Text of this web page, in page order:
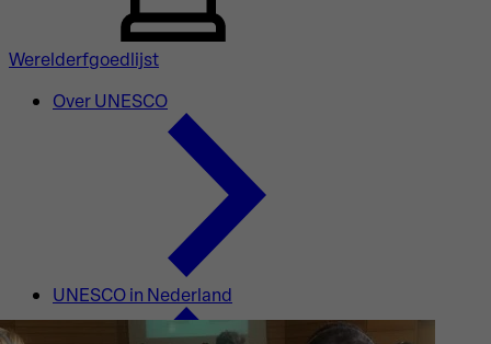
Werelderfgoedlijst
Over UNESCO
UNESCO in Nederland